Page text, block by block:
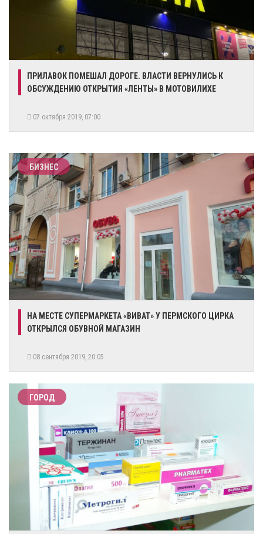
ПРИЛАВОК ПОМЕШАЛ ДОРОГЕ. ВЛАСТИ ВЕРНУЛИСЬ К
ОБСУЖДЕНИЮ ОТКРЫТИЯ «ЛЕНТЫ» В МОТОВИЛИХЕ
07 октября 2019, 07:00
БИЗНЕС
НА МЕСТЕ СУПЕРМАРКЕТА «ВИВАТ» У ПЕРМСКОГО ЦИРКА
ОТКРЫЛСЯ ОБУВНОЙ МАГАЗИН
08 сентября 2019, 20:05
ГОРОД